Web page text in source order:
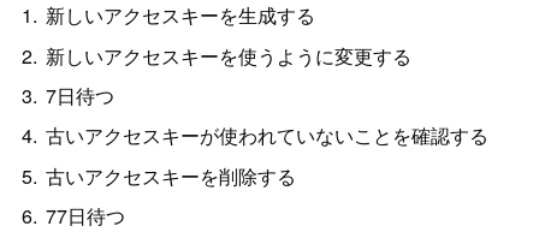
新しいアクセスキーを生成する
新しいアクセスキーを使うように変更する
7日待つ
古いアクセスキーが使われていないことを確認する
古いアクセスキーを削除する
77日待つ